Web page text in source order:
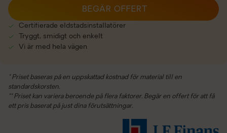
Certifierade eldstadsinstallatörer
Tryggt, smidigt och enkelt
Vi är med hela vägen
BEGÄR OFFERT
* Priset baseras på en uppskattad kostnad för material till en
standardskorsten.
** Priset kan variera beroende på flera faktorer. Begär en offert för att få
ett pris baserat på just dina förutsättningar.